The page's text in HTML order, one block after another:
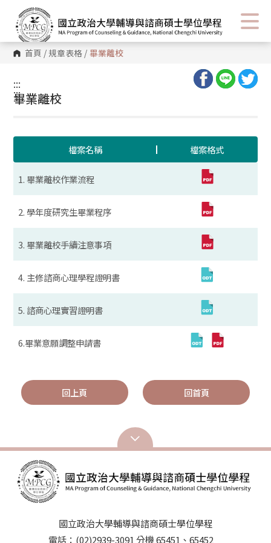
首頁 /規章表格 / 畢業離校
:::
:::
畢業離校
檔案名稱 檔案格式
1. 畢業離校作業流程
2. 學年度研究生畢業程序
3. 畢業離校手續注意事項
4. 主修諮商心理學程證明書
5. 諮商心理實習證明書
6.畢業意願調整申請書
回上頁 回首頁
國立政治大學輔導與諮商碩士學位學程
電話：(02)2939-3091 分機 65451、65452